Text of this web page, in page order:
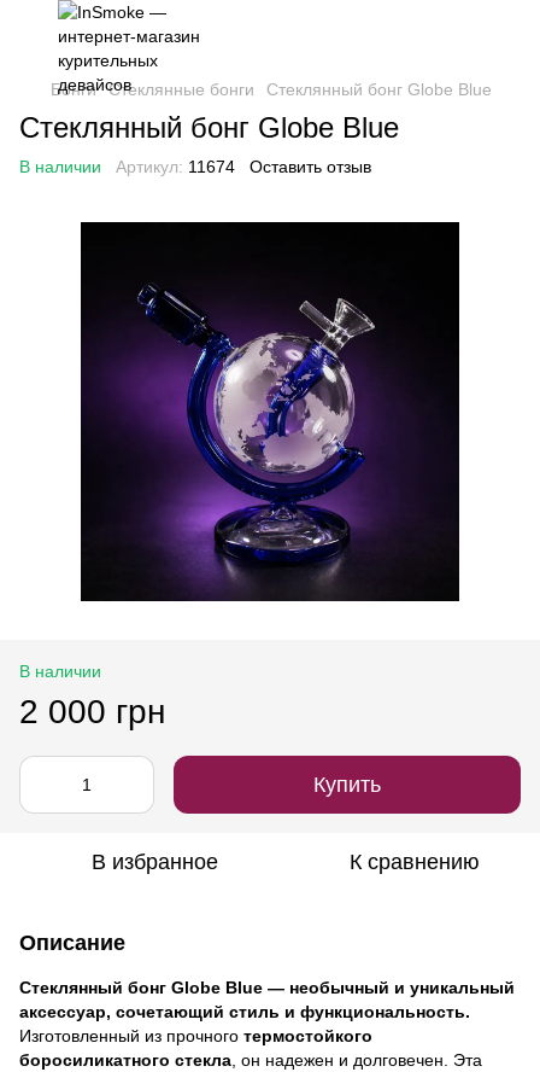
Бонги Стеклянные бонги Стеклянный бонг Globe Blue
Стеклянный бонг Globe Blue
В наличии Артикул: 11674 Оставить отзыв
В наличии
2 000 грн
Купить
В избранное К сравнению
Описание
Стеклянный бонг Globe Blue — необычный и уникальный
аксессуар, сочетающий стиль и функциональность.
Изготовленный из прочного термостойкого
боросиликатного стекла , он надежен и долговечен. Эта